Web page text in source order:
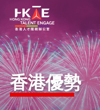
香港優勢
居港須知
香港優勢